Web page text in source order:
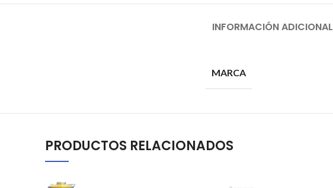
INFORMACIÓN ADICIONAL
MARCA
PRODUCTOS RELACIONADOS